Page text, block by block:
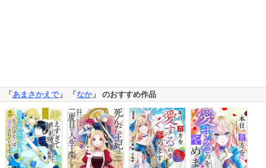
「あまさかえで」 「なか」 のおすすめ作品